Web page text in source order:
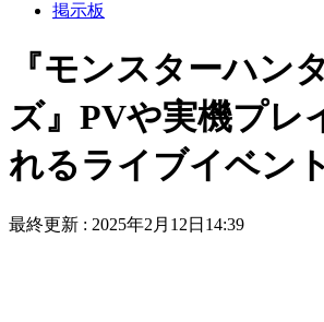
掲示板
『モンスターハン
ズ』PVや実機プレ
れるライブイベン
最終更新 : 2025年2月12日14:39